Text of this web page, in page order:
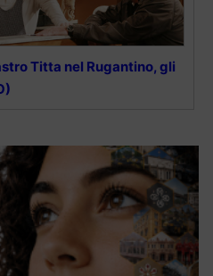
Titta nel Rugantino, gli